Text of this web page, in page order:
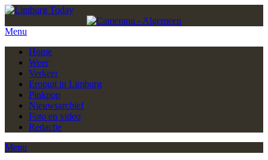
Menu
Home
Weer
Verkeer
Eropuit in Limburg
Pinkpop
Nieuwsarchief
Foto en video
Redactie
Menu